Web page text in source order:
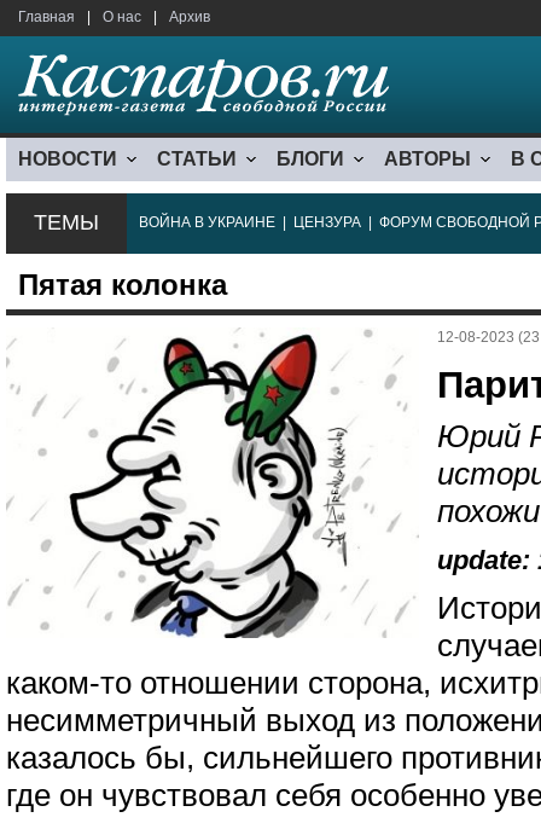
Главная О нас Архив
НОВОСТИ СТАТЬИ БЛОГИ АВТОРЫ В
ТЕМЫ ВОЙНА В УКРАИНЕ ЦЕНЗУРА ФОРУМ СВОБОДНОЙ
Пятая колонка
12-08-2023
Юрий
update:
каком-то отношении сторона,
несимметричный выход из
казалось бы, сильнейшего
где он чувствовал себя особенно